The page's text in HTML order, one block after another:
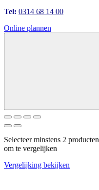
Tel: 0314 68 14 00
Online plannen
Selecteer minstens 2 producten
om te vergelijken
Vergelijking bekijken